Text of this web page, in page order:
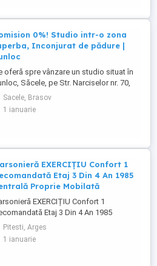
0%! Studio intr-o zona
Inconjurat de pădure |
oferă spre vânzare un studio situat în
Săcele, pe Str. Narciselor nr. 70,
un bloc construit în 2015, amplasat
o locație deosebită, înconjurată de
Zona Bunloc este una dintre cele
...
Sacele, Brasov
1 ianuarie
EXERCIȚIU Confort 1
Etaj 3 Din 4 An 1985
Proprie Mobilată
EXERCIȚIU Confort 1
Etaj 3 Din 4 An 1985
Proprie Mobilată - Agenția
* KRISSS * prezintă spre
în exclusivitate, o garsonieră
Pitesti, Arges
1 ianuarie